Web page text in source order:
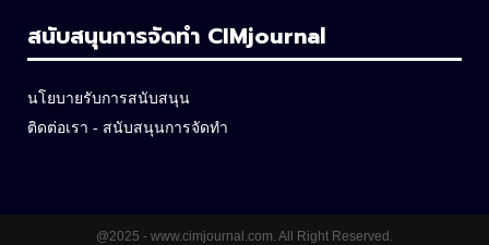
สนับสนุนการจัดทำ CIMjournal
นโยบายรับการสนับสนุน
ติดต่อเรา - สนับสนุนการจัดทำ
@2025 - www.cimjournal.com. All Right Reserved.